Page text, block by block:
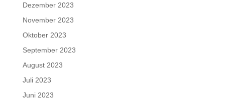
Dezember 2023
November 2023
Oktober 2023
September 2023
August 2023
Juli 2023
Juni 2023